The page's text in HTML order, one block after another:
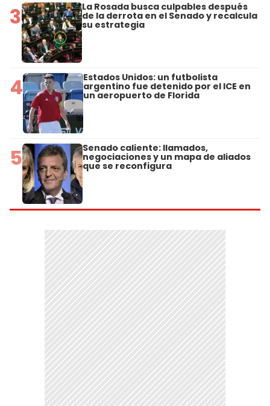
3 La Rosada busca culpables después
de la derrota en el Senado y recalcula
su estrategia
4 Estados Unidos: un futbolista
argentino fue detenido por el ICE en
un aeropuerto de Florida
5 Senado caliente: llamados,
negociaciones y un mapa de aliados
que se reconfigura